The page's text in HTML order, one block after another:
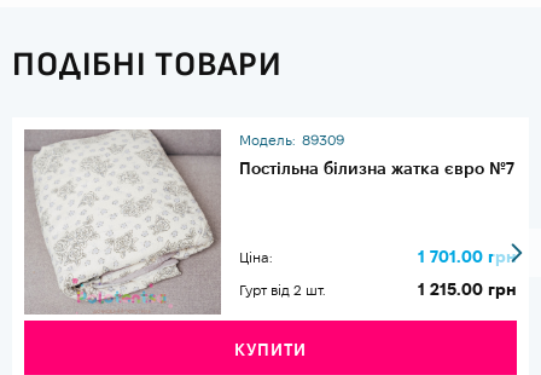
ПОДІБНІ ТОВАРИ
Модель: 89309
Постільна білизна жатка євро №7
Ціна: 1 701.00 грн
Гурт від 2 шт. 1 215.00 грн
КУПИТИ